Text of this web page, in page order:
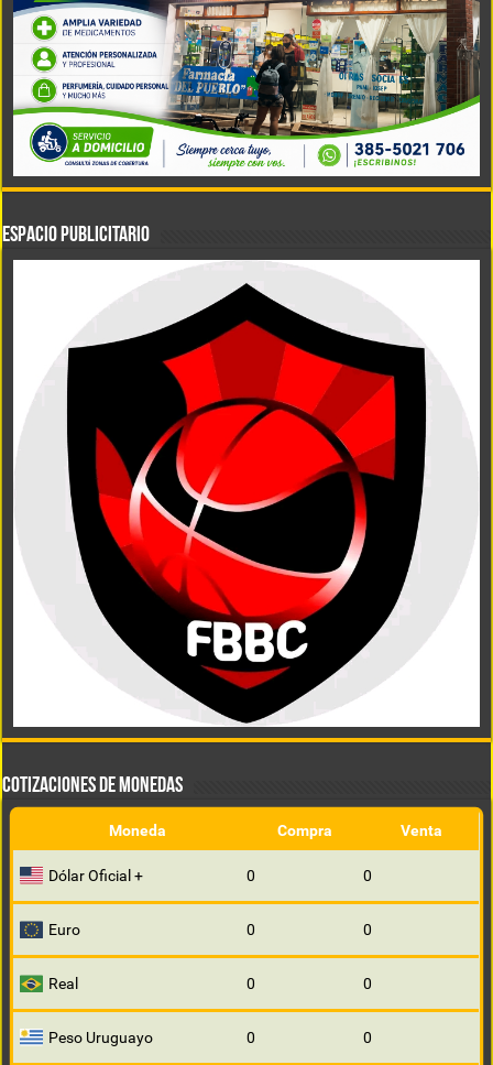
ESPACIO PUBLICITARIO
COTIZACIONES DE MONEDAS
Moneda Compra Venta
Dólar Oficial + 0 0
Euro 0 0
Real 0 0
Peso Uruguayo 0 0